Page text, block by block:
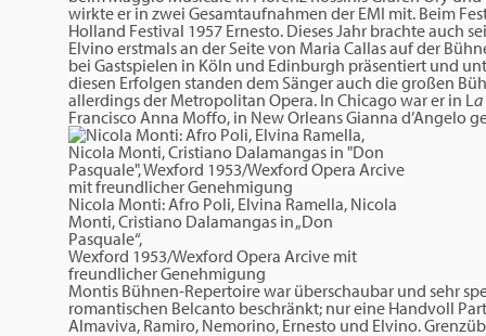
wirkte er in zwei Gesamtaufnahmen der EMI mit. Beim
Holland Festival 1957 Ernesto. Dieses Jahr brachte auch
Elvino erstmals an der Seite von Maria Callas auf der
bei Gastspielen in Köln und Edinburgh präsentiert und
diesen Erfolgen standen dem Sänger auch die großen
allerdings der Metropolitan Opera. In Chicago war er in L
Francisco Anna Moffo, in New Orleans Gianna d’Angelo
Nicola Monti: Afro Poli, Elvina Ramella, Nicola
Monti, Cristiano Dalamangas in „Don
Pasquale“,
Wexford 1953/Wexford Opera Arcive mit
freundlicher Genehmigung
Montis Bühnen-Repertoire war überschaubar und sehr
romantischen Belcanto beschränkt; nur eine Handvoll
Almaviva, Ramiro, Nemorino, Ernesto und Elvino.